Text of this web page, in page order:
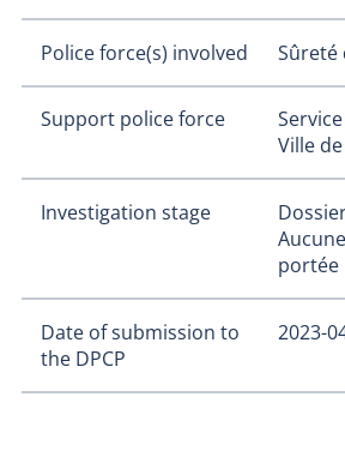
Police force(s) involved Sûreté
Support police force
Ville
Investigation stage
portée
Date of submission to
the DPCP
2023-